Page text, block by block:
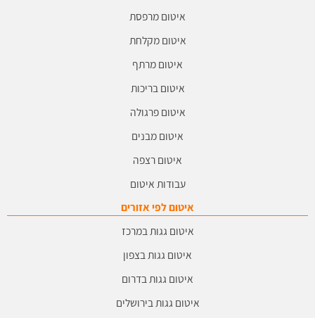
איטום מרפסת
איטום מקלחת
איטום מרתף
איטום בריכות
איטום פרגולה
איטום מבנים
איטום רצפה
עבודות איטום
איטום לפי אזורים
איטום גגות במרכז
איטום גגות בצפון
איטום גגות בדרום
איטום גגות בירושלים